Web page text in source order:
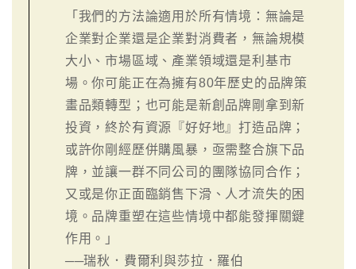
「我們的方法論適用於所有情境：無論是
企業對企業還是企業對消費者，無論規模
大小、市場區域、產業領域還是利基市
場。你可能正在為擁有80年歷史的品牌策
畫品類轉型；也可能是新創品牌剛拿到新
投資，終於有資源『好好地』打造品牌；
或許你剛經歷併購風暴，亟需整合旗下品
牌，並讓一群不同公司的團隊協同合作；
又或是你正面臨銷售下滑、人才流失的困
境。品牌重塑在這些情境中都能發揮關鍵
作用。」
──瑞秋．費爾利與莎拉．羅伯